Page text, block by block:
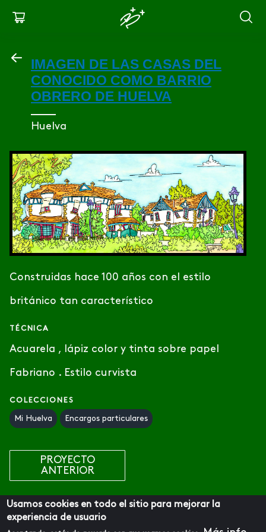
contenido
Menu
for
mobile
IMAGEN DE LAS CASAS DEL
CONOCIDO COMO BARRIO
OBRERO DE HUELVA
Huelva
Image
Construidas hace 100 años con el estilo
británico tan característico
TÉCNICA
Acuarela , lápiz color y tinta sobre papel
Fabriano . Estilo curvista
COLECCIONES
Mi Huelva Encargos particulares
PROYECTO
ANTERIOR
PROYECTO
SIGUIENTE
Usamos cookies en todo el sitio para mejorar la
experiencia de usuario